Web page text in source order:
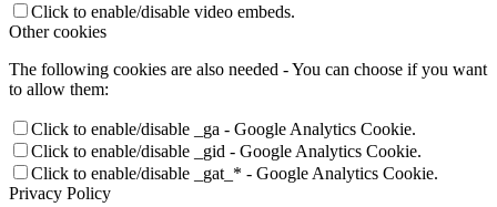
Click to enable/disable video embeds.
Other cookies
The following cookies are also needed - You can choose if you want
to allow them:
Click to enable/disable _ga - Google Analytics Cookie.
Click to enable/disable _gid - Google Analytics Cookie.
Click to enable/disable _gat_* - Google Analytics Cookie.
Privacy Policy